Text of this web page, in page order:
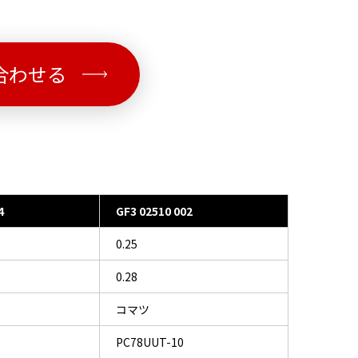
わせる
GF3 02510 002
0.25
0.28
コマツ
PC78UUT-10